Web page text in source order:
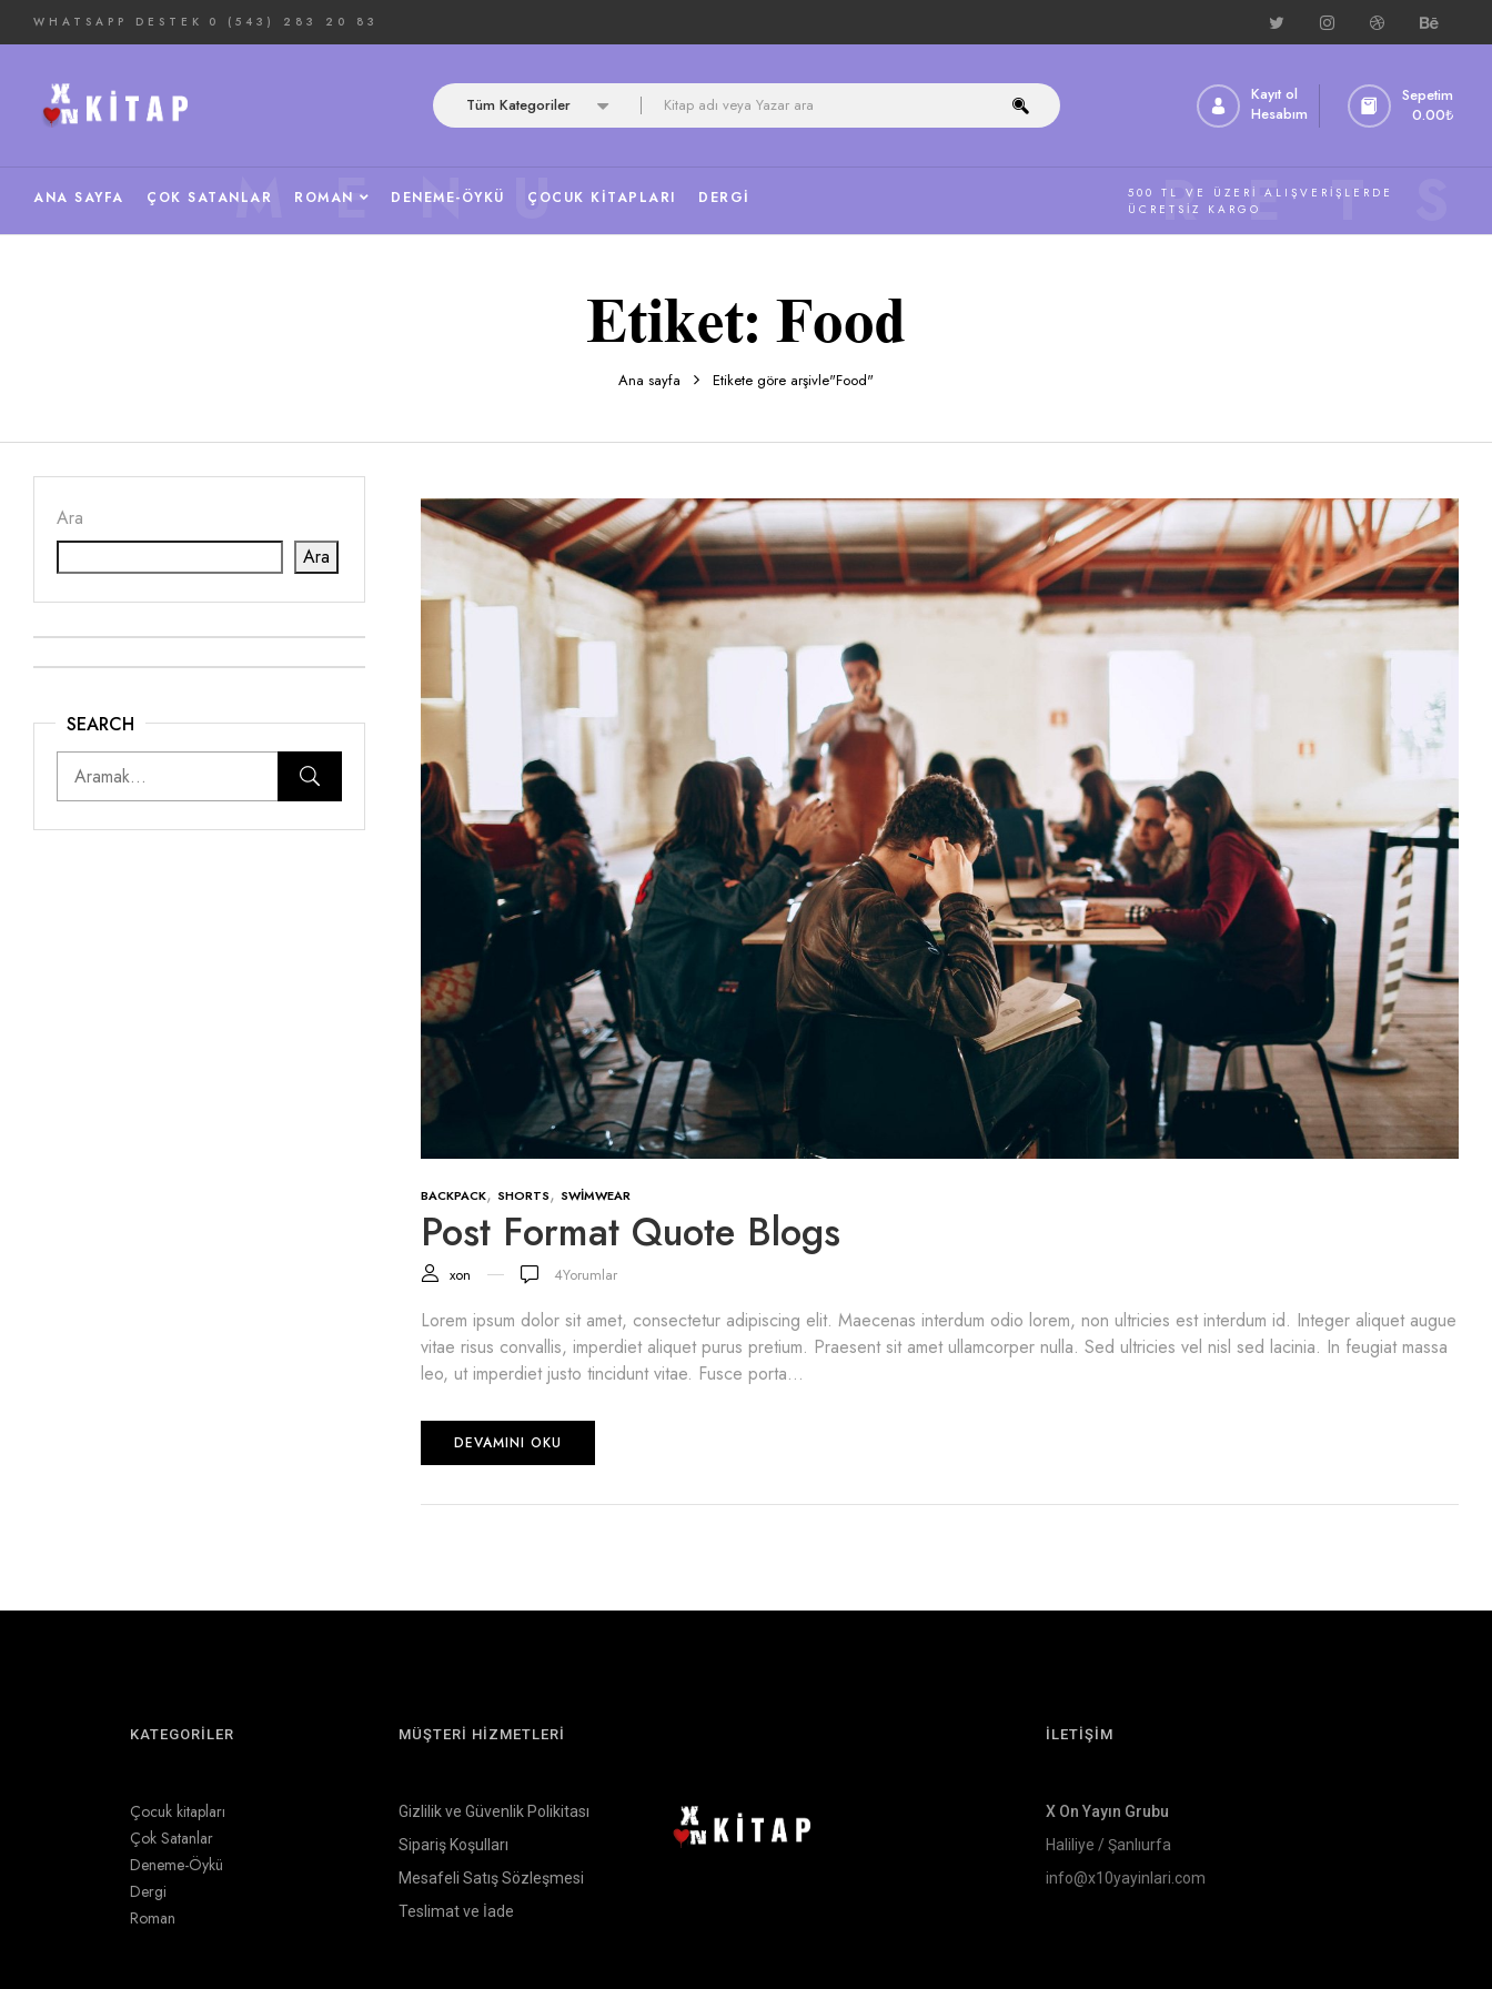
WHATSAPP DESTEK 0 (543) 283 20 83
Tüm Kategoriler
Kayıt ol
Hesabım
Sepetim
0.00₺
ANA SAYFA ÇOK SATANLAR ROMAN DENEME-ÖYKÜ ÇOCUK KITAPLARI DERGI
MENU
500 TL VE ÜZERI ALIŞVERIŞLERDE
ÜCRETSIZ KARGO
Etiket: Food
Ana sayfa Etikete göre arşivle"Food"
Ara
Ara
SEARCH
BACKPACK, SHORTS, SWIMWEAR
Post Format Quote Blogs
xon 4Yorumlar
Lorem ipsum dolor sit amet, consectetur adipiscing elit. Maecenas interdum odio lorem, non ultricies est interdum id. Integer aliquet augue
vitae risus convallis, imperdiet aliquet purus pretium. Praesent sit amet ullamcorper nulla. Sed ultricies vel nisl sed lacinia. In feugiat massa
leo, ut imperdiet justo tincidunt vitae. Fusce porta...
DEVAMINI OKU
KATEGORİLER
Çocuk kitapları
Çok Satanlar
Deneme-Öykü
Dergi
Roman
MÜŞTERİ HİZMETLERİ
Gizlilik ve Güvenlik Polikitası
Sipariş Koşulları
Mesafeli Satış Sözleşmesi
Teslimat ve İade
İLETİŞİM
X On Yayın Grubu
Haliliye / Şanlıurfa
info@x10yayinlari.com